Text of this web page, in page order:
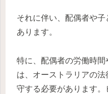
それに伴い、配偶者や
あります。
特に、配偶者の労働時
は、オーストラリアの
守する必要があります。